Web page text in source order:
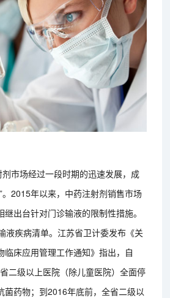
剂市场经过一段时期的迅速发展，成
。2015年以来，中药注射剂销售市场
出台针对门诊输液的限制性措施。
液疾病清单。江苏省卫计委发布《关
临床应用管理工作通知》指出，自
二级以上医院（除儿童医院）全面停
菌药物；到2016年底前，全省二级以